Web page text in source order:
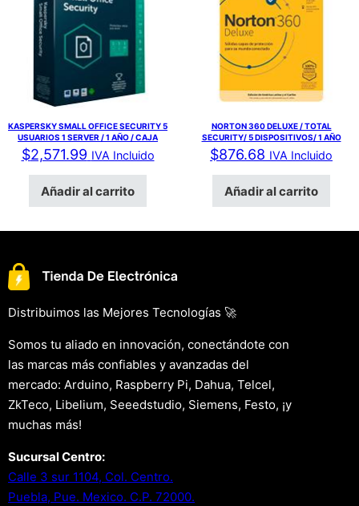
KASPERSKY SMALL OFFICE SECURITY 5
USUARIOS 1 SERVER / 1 AÑO / CAJA
$2,571.99 IVA Incluido
Añadir al carrito
NORTON 360 DELUXE / TOTAL
SECURITY/ 5 DISPOSITIVOS/ 1 AÑO
$876.68 IVA Incluido
Añadir al carrito
Distribuimos las Mejores Tecnologías 🚀
Somos tu aliado en innovación, conectándote con
las marcas más confiables y avanzadas del
mercado: Arduino, Raspberry Pi, Dahua, Telcel,
ZkTeco, Libelium, Seeedstudio, Siemens, Festo, ¡y
muchas más!
Sucursal Centro:
Calle 3 sur 1104, Col. Centro.
Puebla, Pue. Mexico. C.P. 72000.